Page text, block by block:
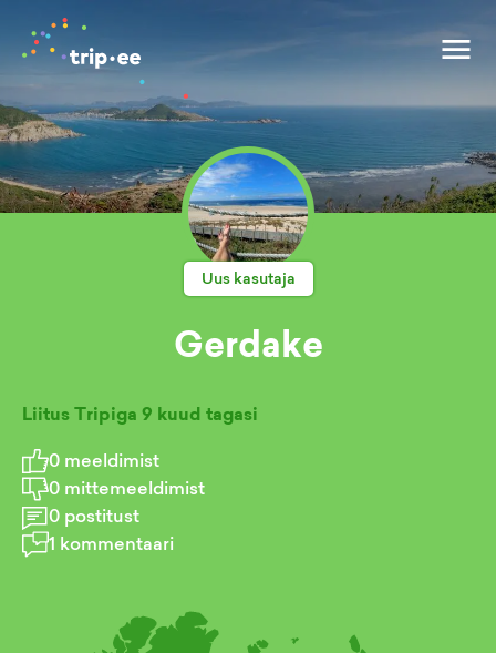
Uus kasutaja
Gerdake
Liitus Tripiga 9 kuud tagasi
0 meeldimist
0 mittemeeldimist
0 postitust
1 kommentaari